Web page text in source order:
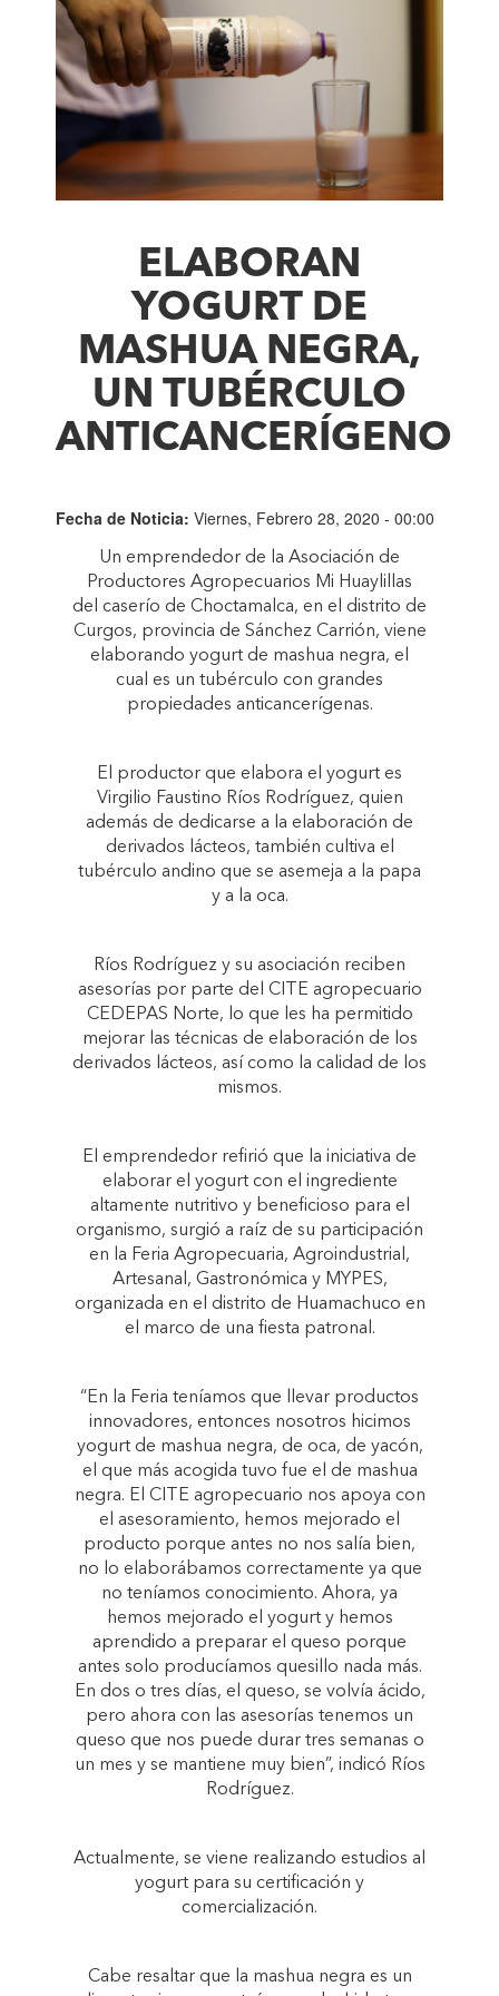
ELABORAN
YOGURT DE
MASHUA NEGRA,
UN TUBÉRCULO
ANTICANCERÍGENO
Fecha de Noticia: Viernes, Febrero 28, 2020 - 00:00
Un emprendedor de la Asociación de
Productores Agropecuarios Mi Huaylillas
del caserío de Choctamalca, en el distrito de
Curgos, provincia de Sánchez Carrión, viene
elaborando yogurt de mashua negra, el
cual es un tubérculo con grandes
propiedades anticancerígenas.
El productor que elabora el yogurt es
Virgilio Faustino Ríos Rodríguez, quien
además de dedicarse a la elaboración de
derivados lácteos, también cultiva el
tubérculo andino que se asemeja a la papa
y a la oca.
Ríos Rodríguez y su asociación reciben
asesorías por parte del CITE agropecuario
CEDEPAS Norte, lo que les ha permitido
mejorar las técnicas de elaboración de los
derivados lácteos, así como la calidad de los
mismos.
El emprendedor refirió que la iniciativa de
elaborar el yogurt con el ingrediente
altamente nutritivo y beneficioso para el
organismo, surgió a raíz de su participación
en la Feria Agropecuaria, Agroindustrial,
Artesanal, Gastronómica y MYPES,
organizada en el distrito de Huamachuco en
el marco de una fiesta patronal.
“En la Feria teníamos que llevar productos
innovadores, entonces nosotros hicimos
yogurt de mashua negra, de oca, de yacón,
el que más acogida tuvo fue el de mashua
negra. El CITE agropecuario nos apoya con
el asesoramiento, hemos mejorado el
producto porque antes no nos salía bien,
no lo elaborábamos correctamente ya que
no teníamos conocimiento. Ahora, ya
hemos mejorado el yogurt y hemos
aprendido a preparar el queso porque
antes solo producíamos quesillo nada más.
En dos o tres días, el queso, se volvía ácido,
pero ahora con las asesorías tenemos un
queso que nos puede durar tres semanas o
un mes y se mantiene muy bien”, indicó Ríos
Rodríguez.
Actualmente, se viene realizando estudios al
yogurt para su certificación y
comercialización.
Cabe resaltar que la mashua negra es un